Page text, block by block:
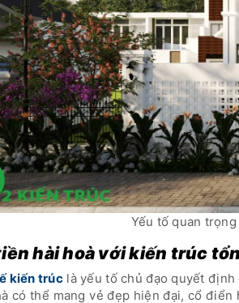
Yếu tố quan
hài hoà với kiến trúc
kiến trúc là yếu tố chủ đạo quyết
có thể mang vẻ đẹp hiện đại, cổ